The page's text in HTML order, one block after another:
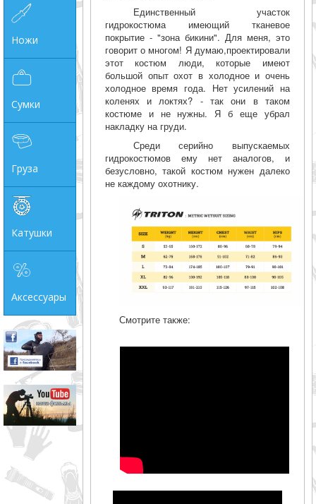
Ножи
Сумки
Груза
Катушки
Аксессуары
Единственный участок
гидрокостюма имеющий тканевое
покрытие - "зона бикини". Для меня, это
говорит о многом! Я думаю,проектировали
этот костюм люди, которые имеют
большой опыт охот в холодное и очень
холодное время года. Нет усилений на
коленях и локтях? - так они в таком
костюме и не нужны. Я б еще убрал
накладку на груди.
Среди серийно выпускаемых
гидрокостюмов ему нет аналогов, и
безусловно, такой костюм нужен далеко
не каждому охотнику.
Смотрите также: